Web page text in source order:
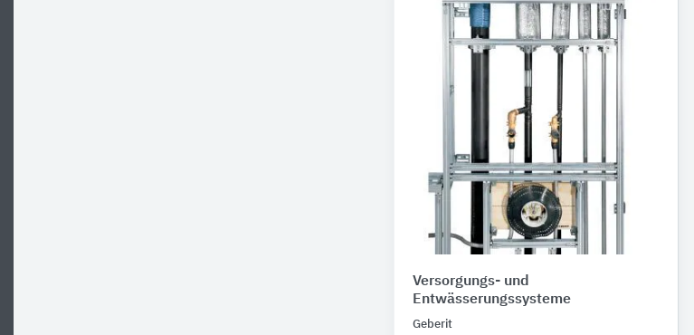
Versorgungs- und
Entwässerungssysteme
Geberit